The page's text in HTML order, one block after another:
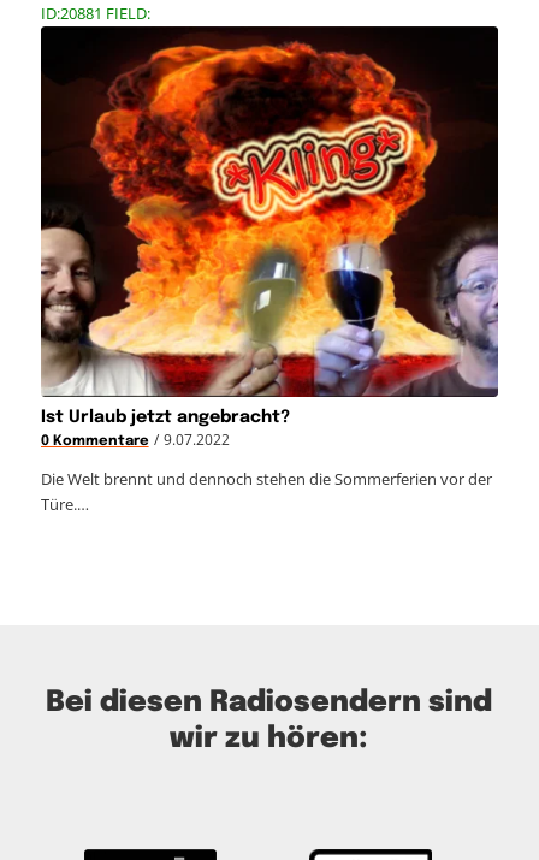
ID:20881 FIELD:
Ist Urlaub jetzt angebracht?
0 Kommentare / 9.07.2022
Die Welt brennt und dennoch stehen die Sommerferien vor der
Türe.…
Bei diesen Radiosendern sind
wir zu hören: